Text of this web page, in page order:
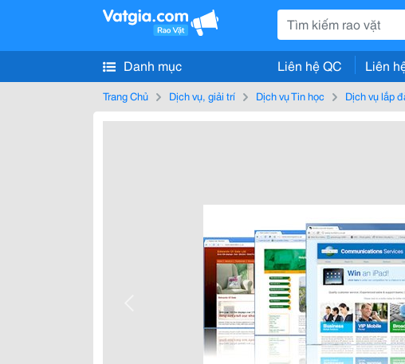
Danh mục Liên hệ QC Liên
Trang Chủ Dịch vụ, giải trí Dịch vụ Tin học Dịch vụ lắp